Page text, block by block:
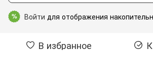
% Войти для отображения
В избранное